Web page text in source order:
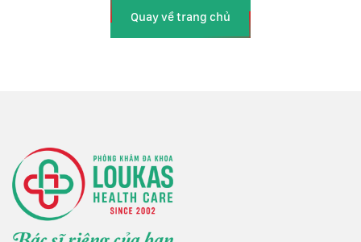
Quay về trang chủ